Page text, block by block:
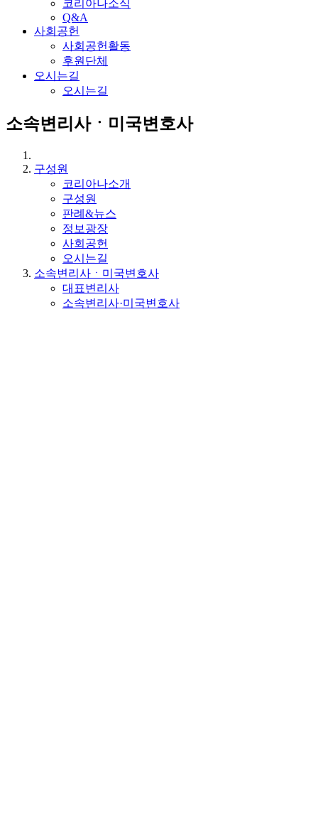
코리아나소식
Q&A
사회공헌
사회공헌활동
후원단체
오시는길
오시는길
소속변리사ㆍ미국변호사
구성원
코리아나소개
구성원
판례&뉴스
정보광장
사회공헌
오시는길
소속변리사ㆍ미국변호사
대표변리사
소속변리사·미국변호사